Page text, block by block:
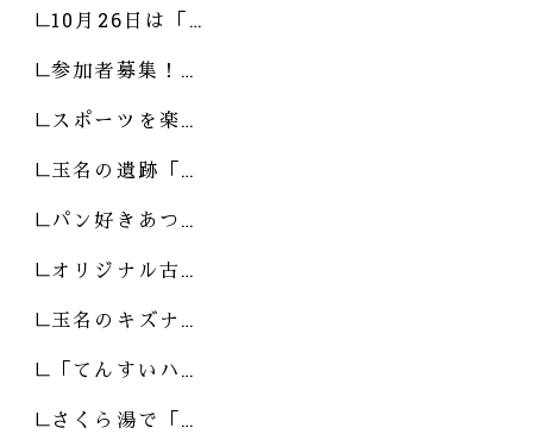
10月26日は「…
参加者募集！…
スポーツを楽…
玉名の遺跡「…
パン好きあつ…
オリジナル古…
玉名のキズナ…
「てんすいハ…
さくら湯で「…